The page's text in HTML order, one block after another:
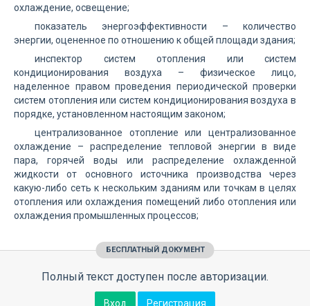
охлаждение, освещение;
показатель энергоэффективности – количество
энергии, оцененное по отношению к общей площади здания;
инспектор систем отопления или систем
кондиционирования воздуха – физическое лицо,
наделенное правом проведения периодической проверки
систем отопления или систем кондиционирования воздуха в
порядке, установленном настоящим законом;
централизованное отопление или централизованное
охлаждение – распределение тепловой энергии в виде
пара, горячей воды или распределение охлажденной
жидкости от основного источника производства через
какую-либо сеть к нескольким зданиям или точкам в целях
отопления или охлаждения помещений либо отопления или
охлаждения промышленных процессов;
БЕСПЛАТНЫЙ ДОКУМЕНТ
Полный текст доступен после авторизации.
Вход Регистрация